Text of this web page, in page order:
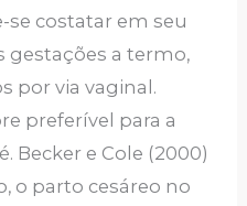
se costatar em seu
gestações a termo,
por via vaginal.
preferível para a
Becker e Cole (2000)
o parto cesáreo no